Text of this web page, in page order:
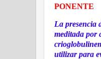
PONENTE
La presencia
meditada por
utilizar para